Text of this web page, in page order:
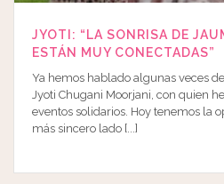
JYOTI: “LA SONRISA DE
ESTÁN MUY CONECTADAS”
Ya hemos hablado algunas veces
Jyoti Chugani Moorjani, con quien
eventos solidarios. Hoy tenemos la
más sincero lado [...]